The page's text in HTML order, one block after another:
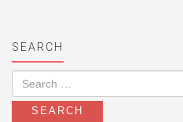
SEARCH